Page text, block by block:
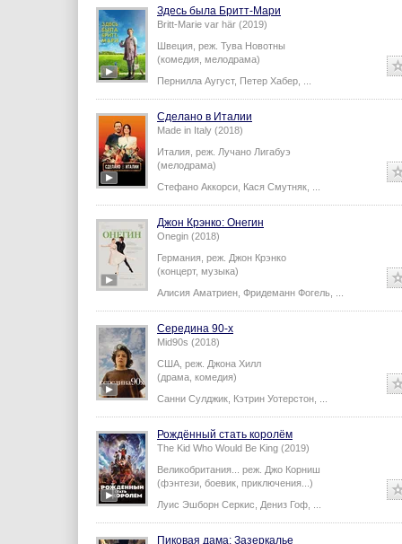
Здесь была Бритт-Мари
Britt-Marie var här (2019)
Швеция, реж. Тува Новотны
(комедия, мелодрама)
Пернилла Аугуст, Петер Хабер
Сделано в Италии
Made in Italy (2018)
Италия, реж. Лучано Лигабуэ
(мелодрама)
Стефано Аккорси Кася Смутняк
Джон Крэнко: Онегин
Onegin (2018)
Германия, реж. Джон Крэнко
(концерт, музыка)
Алисия Аматриен Фридеманн Фогель
Середина 90-х
Mid90s (2018)
США, реж. Джона Хилл
(драма, комедия)
Санни Сулджик Кэтрин Уотерстон
Рождённый стать королём
The Kid Who Would Be King (2019)
Великобритания... реж. Джо Корниш
(фэнтези, боевик, приключения...)
Луис Эшборн Серкис
Дениз Гоф
Пиковая дама: Зазеркалье